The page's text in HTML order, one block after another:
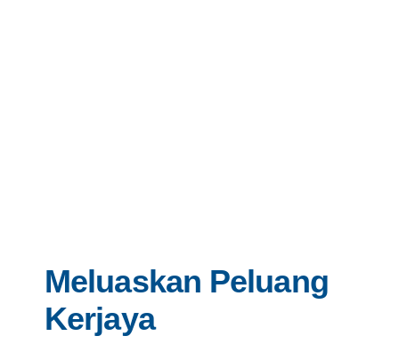
Meluaskan Peluang
Kerjaya